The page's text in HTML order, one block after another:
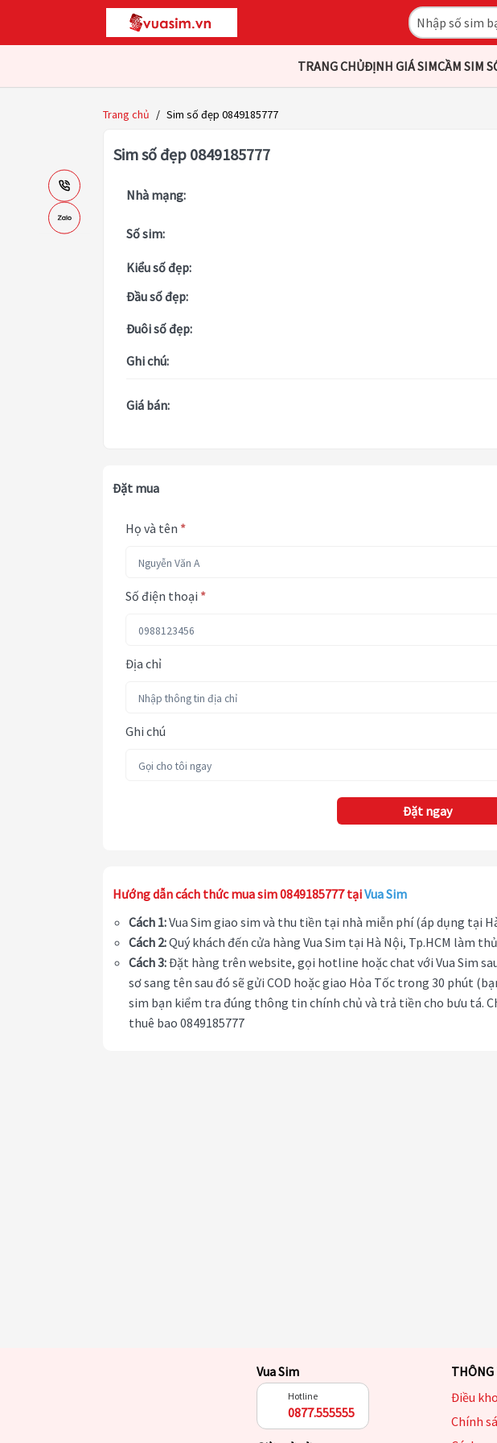
TRANG CHỦĐỊNH GIÁ SIMCẦM SIM
Trang chủ / Sim số đẹp 0849185777
Sim số đẹp 0849185777
Nhà mạng:
Số sim:
Kiểu số đẹp:
Đầu số đẹp:
Đuôi số đẹp:
Ghi chú:
Giá bán:
Đặt mua
Họ và tên *
Số điện thoại *
Địa chỉ
Ghi chú
Đặt ngay
Hướng dẫn cách thức mua sim 0849185777 tạiVua Sim
Cách 1:Vua Sim giao sim và thu tiền tại nhà miễn phí (áp dụng tại
Cách 2:Quý khách đến cửa hàng Vua Sim tại Hà Nội, Tp.HCM làm
Cách 3:Đặt hàng trên website, gọi hotline hoặc chat với Vua Sim
sơ sang tên sau đó sẽ gửi COD hoặc giao Hỏa Tốc trong 30 phút
sim bạn kiểm tra đúng thông tin chính chủ và trả tiền cho bưu tá.
thuê bao 0849185777
Vua Sim
Hotline
0877.555555
Điều
Chính